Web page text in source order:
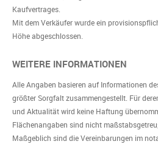
Kaufvertrages.
Mit dem Verkäufer wurde ein
Höhe abgeschlossen.
WEITERE INFORMATIONEN
Alle Angaben basieren auf Informationen
größter Sorgfalt zusammengestellt. Für
und Aktualität wird keine Haftung
Flächenangaben sind nicht
Maßgeblich sind die Vereinbarungen im